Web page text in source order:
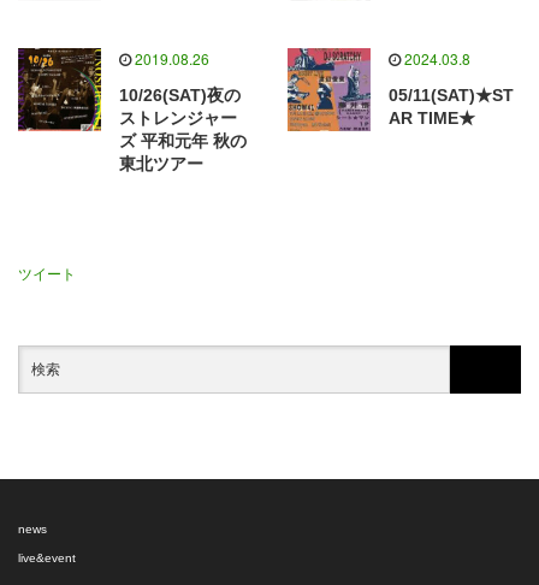
2019.08.26
10/26(SAT)夜の
ストレンジャー
ズ 平和元年 秋の
東北ツアー
2024.03.8
05/11(SAT)★ST
AR TIME★
ツイート
news
live&event